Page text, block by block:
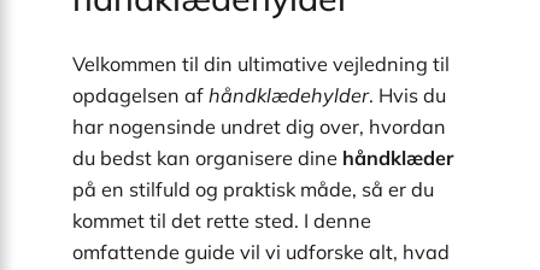
Velkommen til din ultimative vejledning til
opdagelsen af håndklædehylder. Hvis du
har nogensinde undret dig over, hvordan
du bedst kan organisere dine håndklæder
på en stilfuld og praktisk måde, så er du
kommet til det rette sted. I denne
omfattende guide vil vi udforske alt, hvad